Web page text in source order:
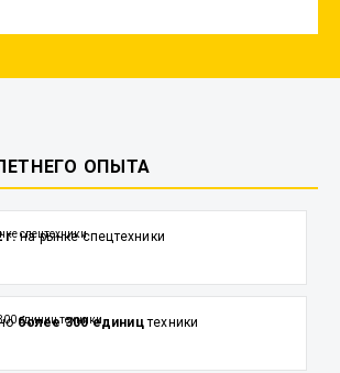
ОПЫТА
г.на рынке спецтехники
более 300 едиництехники